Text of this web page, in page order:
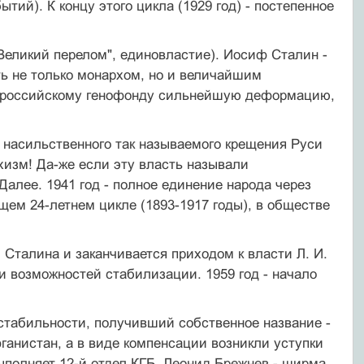
К концу этого цикла (1929 год) - постепенное
перелом", единовластие). Иосиф Сталин -
не только монархом, но и величайшим
генофонду сильнейшую деформацию,
так называемого крещения Руси
Да-же если эту власть называли
1941 год - полное единение народа через
24-летнем цикле (1893-1917 годы), в обществе
и заканчивается приходом к власти Л. И.
стабилизации. 1959 год - начало
получивший собственное название -
а в виде компенсации возникли уступки